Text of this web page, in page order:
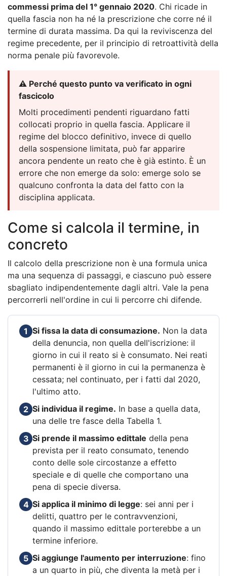
commessi prima del 1° gennaio 2020. Chi ricade in
quella fascia non ha né la prescrizione che corre né il
termine di durata massima. Da qui la reviviscenza del
regime precedente, per il principio di retroattività della
norma penale più favorevole.
⚠️ Perché questo punto va verificato in ogni
fascicolo
Molti procedimenti pendenti riguardano fatti
collocati proprio in quella fascia. Applicare il
regime del blocco definitivo, invece di quello
della sospensione limitata, può far apparire
ancora pendente un reato che è già estinto. È un
errore che non emerge da solo: emerge solo se
qualcuno confronta la data del fatto con la
disciplina applicata.
Come si calcola il termine, in
concreto
Il calcolo della prescrizione non è una formula unica
ma una sequenza di passaggi, e ciascuno può essere
sbagliato indipendentemente dagli altri. Vale la pena
percorrerli nell'ordine in cui li percorre chi difende.
1 Si fissa la data di consumazione. Non la data
della denuncia, non quella dell'iscrizione: il
giorno in cui il reato si è consumato. Nei reati
permanenti è il giorno in cui la permanenza è
cessata; nel continuato, per i fatti dal 2020,
l'ultimo atto.
2 Si individua il regime. In base a quella data,
una delle tre fasce della Tabella 1.
3 Si prende il massimo edittale della pena
prevista per il reato consumato, tenendo
conto delle sole circostanze a effetto
speciale e di quelle che comportano una
pena di specie diversa.
4 Si applica il minimo di legge: sei anni per i
delitti, quattro per le contravvenzioni,
quando il massimo edittale porterebbe a un
termine inferiore.
5 Si aggiunge l'aumento per interruzione: fino
a un quarto in più, che diventa la metà per i